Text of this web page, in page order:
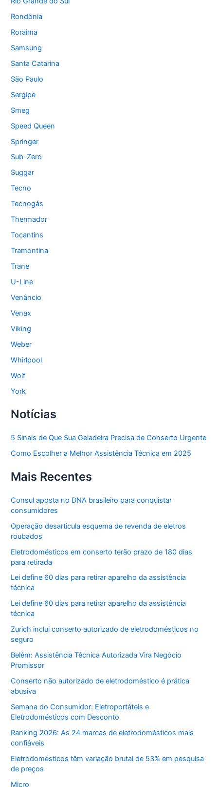
Rondônia
Roraima
Samsung
Santa Catarina
São Paulo
Sergipe
Smeg
Speed Queen
Springer
Sub-Zero
Suggar
Tecno
Tecnogás
Thermador
Tocantins
Tramontina
Trane
U-Line
Venâncio
Venax
Viking
Weber
Whirlpool
Wolf
York
Notícias
5 Sinais de Que Sua Geladeira Precisa de Conserto Urgente
Como Escolher a Melhor Assistência Técnica em 2025
Mais Recentes
Consul aposta no DNA brasileiro para conquistar
consumidores
Operação desarticula esquema de revenda de eletros
roubados
Eletrodomésticos em conserto terão prazo de 180 dias
para retirada
Lei define 60 dias para retirar aparelho da assistência
técnica
Lei define 60 dias para retirar aparelho da assistência
técnica
Zurich inclui conserto autorizado de eletrodomésticos no
seguro
Belém: Assistência Técnica Autorizada Vira Negócio
Promissor
Conserto não autorizado de eletrodoméstico é prática
abusiva
Semana do Consumidor: Eletroportáteis e
Eletrodomésticos com Desconto
Ranking 2026: As 24 marcas de eletrodomésticos mais
confiáveis
Eletrodomésticos têm variação brutal de 53% em pesquisa
de preços
Micro